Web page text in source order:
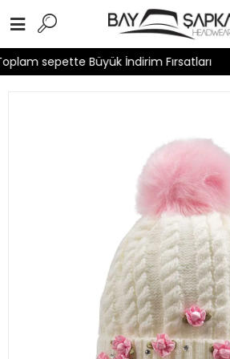
sepette Büyük İndirim Fırsatları